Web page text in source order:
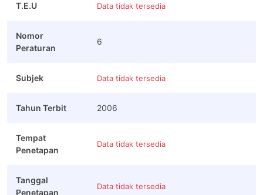
T.E.U Data tidak tersedia
Nomor
Peraturan
6
Subjek Data tidak tersedia
Tahun Terbit 2006
Tempat
Penetapan
Data tidak tersedia
Tanggal
Penetapan
Data tidak tersedia